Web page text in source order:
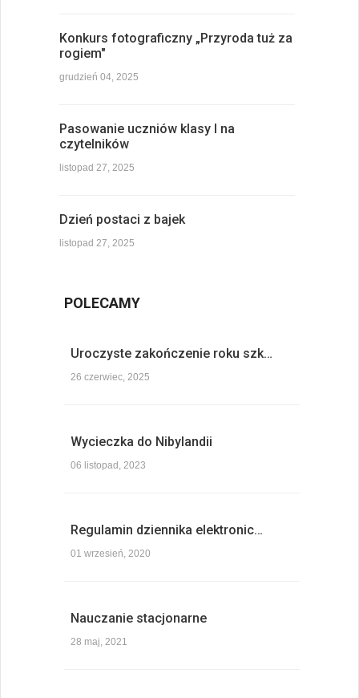
Konkurs fotograficzny „Przyroda tuż za
rogiem"
grudzień 04, 2025
Pasowanie uczniów klasy I na
czytelników
listopad 27, 2025
Dzień postaci z bajek
listopad 27, 2025
POLECAMY
Uroczyste zakończenie roku szk…
26 czerwiec, 2025
Wycieczka do Nibylandii
06 listopad, 2023
Regulamin dziennika elektronic…
01 wrzesień, 2020
Nauczanie stacjonarne
28 maj, 2021